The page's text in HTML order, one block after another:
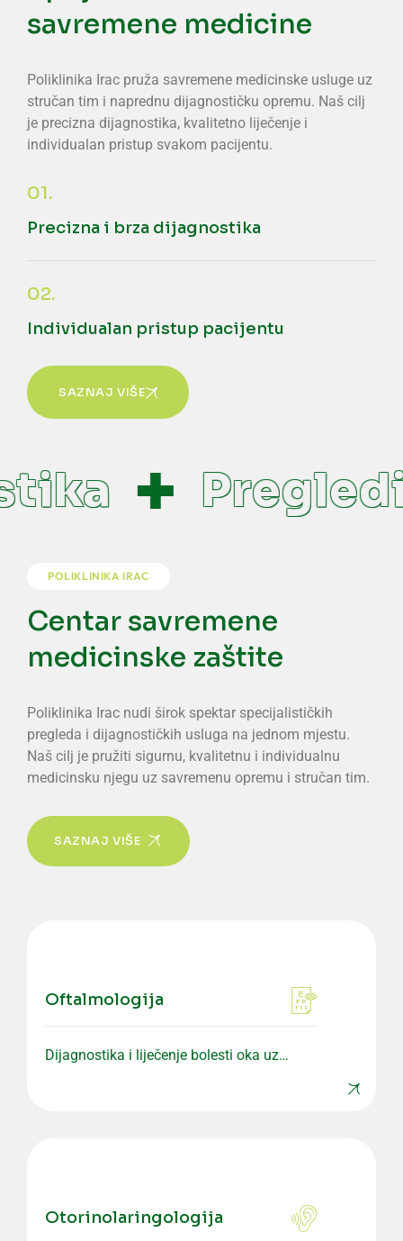
savremene medicine
Poliklinika Irac pruža savremene medicinske usluge uz
stručan tim i naprednu dijagnostičku opremu. Naš cilj
je precizna dijagnostika, kvalitetno liječenje i
individualan pristup svakom pacijentu.
01.
Precizna i brza dijagnostika
02.
Individualan pristup pacijentu
SAZNAJ VIŠE
Pregledi
POLIKLINIKA IRAC
Centar savremene
medicinske zaštite
Poliklinika Irac nudi širok spektar specijalističkih
pregleda i dijagnostičkih usluga na jednom mjestu.
Naš cilj je pružiti sigurnu, kvalitetnu i individualnu
medicinsku njegu uz savremenu opremu i stručan tim.
SAZNAJ VIŠE
Oftalmologija
Dijagnostika i liječenje bolesti oka uz
Otorinolaringologija